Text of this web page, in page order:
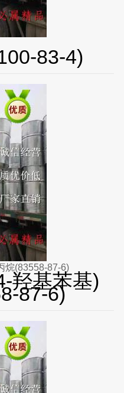
83-4)
烷(83558-87-6)
羟基苯基)
87-6)